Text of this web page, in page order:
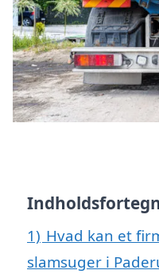
1) Hvad kan et
slamsuger i